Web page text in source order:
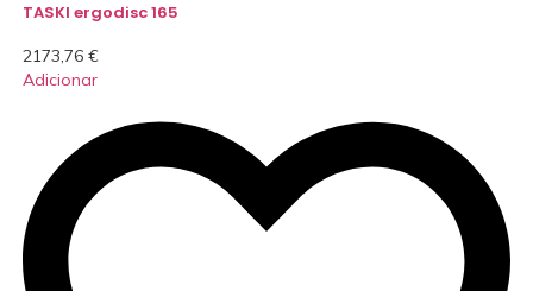
TASKI ergodisc 165
2173,76 €
Adicionar